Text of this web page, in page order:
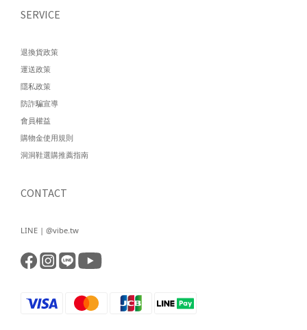
SERVICE
退換貨政策
運送政策
隱私政策
防詐騙宣導
會員權益
購物金使用規則
洞洞鞋選購推薦指南
CONTACT
LINE | @vibe.tw